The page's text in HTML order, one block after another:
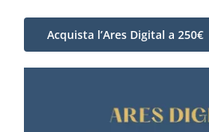
Acquista l’Ares Digital a 250€